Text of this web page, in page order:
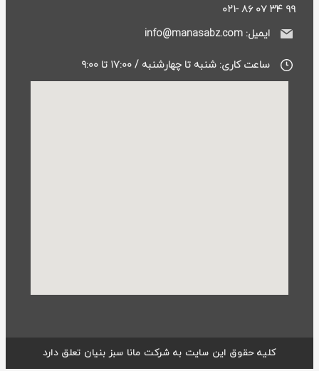
۹۹ ۳۴ ۰۷ ۸۶ -۰۲۱
ایمیل: info@manasabz.com
ساعت کاری: شنبه تا چهارشنبه / ۱۷:۰۰ تا ۹:۰۰
کلیه حقوق این سایت به شرکت مانا سبز بنیان تعلق دارد